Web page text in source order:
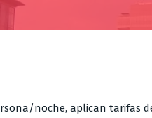
noche, aplican tarifas